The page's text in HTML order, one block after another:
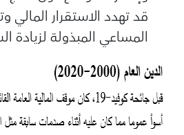
قد تهدد الاستقرار
المساعي المبذولة لزيادة